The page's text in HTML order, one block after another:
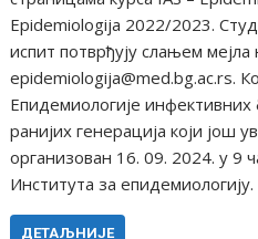
Epidemiologija 2022/2023.
испит потврђују слањем мејла
epidemiologija@med.bg.ac.rs.
Епидемиологије инфективних
ранијих генерација који још
организован 16. 09. 2024. у 9
Института за
ДЕТАЉНИЈЕ